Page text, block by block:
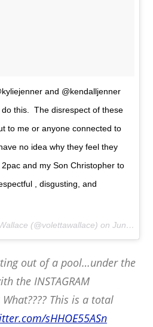
and @kendalljenner
this. The disrespect of these
to me or anyone connected to
no idea why they feel they
and my Son Christopher to
, disgusting, and
(@volettawallace) on Jun 29, 2017 at 9:31am PDT
out of a pool…under the
the INSTAGRAM
What???? This is a total
sHHOE55ASn